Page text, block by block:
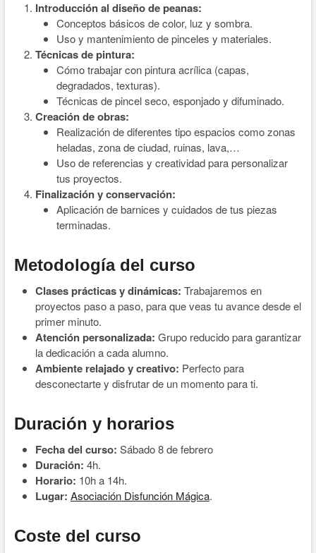
Introducción al diseño de peanas:
Conceptos básicos de color, luz y sombra.
Uso y mantenimiento de pinceles y materiales.
Técnicas de pintura:
Cómo trabajar con pintura acrílica (capas,
degradados, texturas).
Técnicas de pincel seco, esponjado y difuminado.
Creación de obras:
Realización de diferentes tipo espacios como zonas
heladas, zona de ciudad, ruinas, lava,…
Uso de referencias y creatividad para personalizar
tus proyectos.
Finalización y conservación:
Aplicación de barnices y cuidados de tus piezas
terminadas.
Metodología del curso
Clases prácticas y dinámicas: Trabajaremos en
proyectos paso a paso, para que veas tu avance desde el
primer minuto.
Atención personalizada: Grupo reducido para garantizar
la dedicación a cada alumno.
Ambiente relajado y creativo: Perfecto para
desconectarte y disfrutar de un momento para ti.
Duración y horarios
Fecha del curso: Sábado 8 de febrero
Duración: 4h.
Horario: 10h a 14h.
Lugar: Asociación Disfunción Mágica.
Coste del curso